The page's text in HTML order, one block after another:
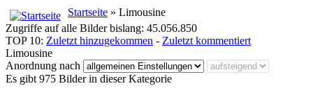
Startseite » Limousine
Zugriffe auf alle Bilder bislang: 45.056.850
TOP 10: Zuletzt hinzugekommen - Zuletzt kommentiert
Limousine
Anordnung nach
Es gibt 975 Bilder in dieser Kategorie